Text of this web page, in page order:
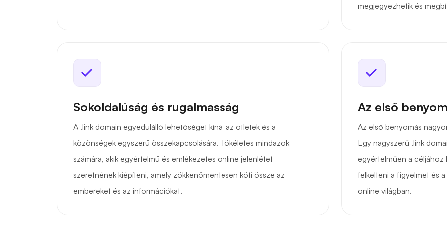
megjegyezhetik és
Sokoldalúság és rugalmasság
A .link domain egyedülálló lehetőséget kínál az ötletek és a
közönségek egyszerű összekapcsolására. Tökéletes mindazok
számára, akik egyértelmű és emlékezetes online jelenlétet
szeretnének kiépíteni, amely zökkenőmentesen köti össze az
embereket és az információkat.
Az első
Az első benyomás
Egy nagyszerű .link
egyértelműen a céljához
felkelteni a figyelmet és
online világban.